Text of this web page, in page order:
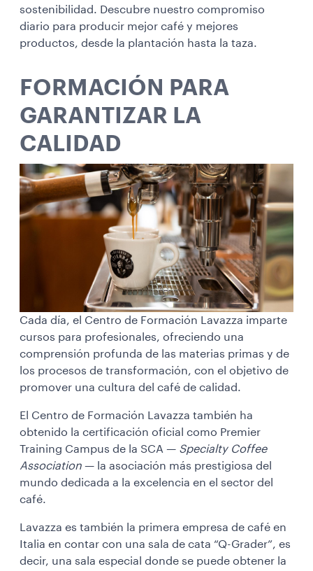
sostenibilidad. Descubre nuestro compromiso
diario para producir mejor café y mejores
productos, desde la plantación hasta la taza.
FORMACIÓN PARA
GARANTIZAR LA
CALIDAD
Cada día, el Centro de Formación Lavazza imparte
cursos para profesionales, ofreciendo una
comprensión profunda de las materias primas y de
los procesos de transformación, con el objetivo de
promover una cultura del café de calidad.
El Centro de Formación Lavazza también ha
obtenido la certificación oficial como Premier
Training Campus de la SCA — Specialty Coffee
Association — la asociación más prestigiosa del
mundo dedicada a la excelencia en el sector del
café.
Lavazza es también la primera empresa de café en
Italia en contar con una sala de cata “Q-Grader”, es
decir, una sala especial donde se puede obtener la